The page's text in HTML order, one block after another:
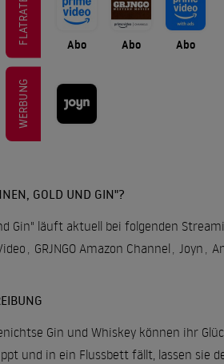
FLATRATE Abo Abo Abo
WERBUNG
GOLD UND GIN"?
Gin" läuft aktuell bei folgenden
, GRJNGO Amazon Channel , Joyn ,
Gin und Whiskey können ihr
und in ein Flussbett fällt, lassen sie